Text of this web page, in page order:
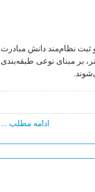
نظام‌مند دانش مبادرت
بر مبنای نوعی طبقه‌بندی
ادامه مطلب ...